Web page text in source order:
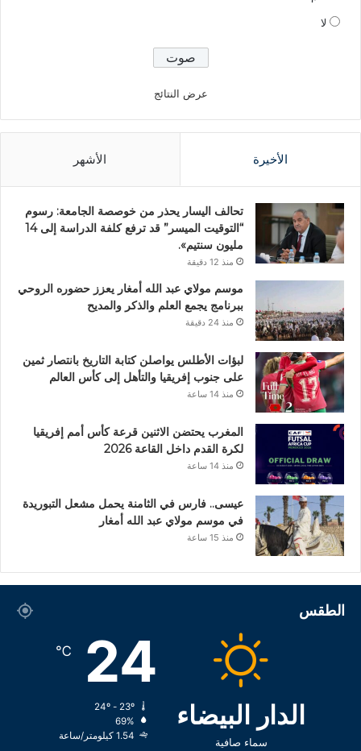
لا
عرض النتائج
الأخيرة الأشهر
تحالف اليسار يحذر من خوصصة الجامعة: رسوم
“التوقيت الميسر” قد ترفع كلفة الدراسة إلى 14
مليون سنتيم».
منذ 12 دقيقة
موسم مولاي عبد الله أمغار يعزز حضوره الروحي
ببرنامج يجمع العلم والذكر والمديح
منذ 24 دقيقة
لبؤات الأطلس يواصلن كتابة التاريخ بانتصار ثمين
على جنوب إفريقيا والتأهل إلى كأس العالم
منذ 14 ساعة
المغرب يحتضن الاثنين قرعة كأس أمم إفريقيا
لكرة القدم داخل القاعة 2026
منذ 14 ساعة
عيسى.. فارس في الثامنة يحمل مشعل التبوريدة
في موسم مولاي عبد الله أمغار
منذ 15 ساعة
الطقس
الدار البيضاء
سماء صافية
24
℃
69%
1.54 كيلومتر/ساعة